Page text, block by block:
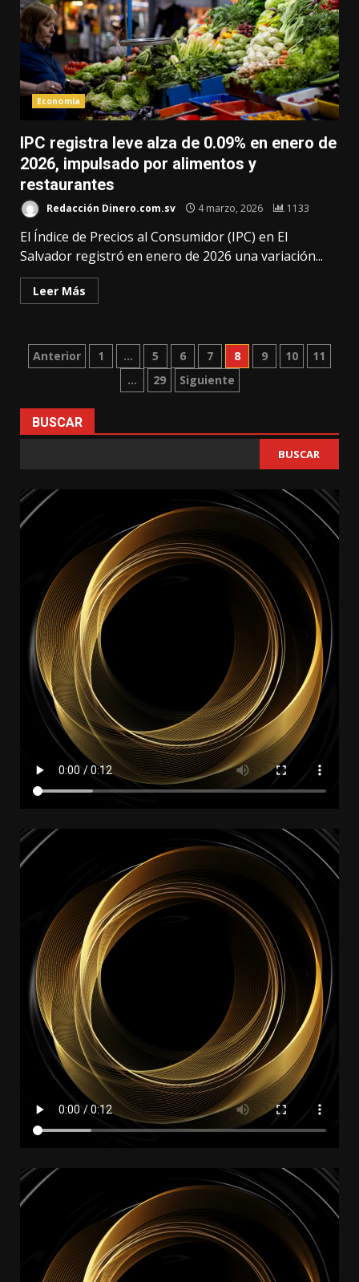
Economía
IPC registra leve alza de 0.09% en enero de
2026, impulsado por alimentos y
restaurantes
Redacción Dinero.com.sv 4 marzo, 2026 1133
El Índice de Precios al Consumidor (IPC) en El
Salvador registró en enero de 2026 una variación...
Leer Más
Paginación
entradas
Anterior 1 … 5 6 7 8 9 10
11
…
29 Siguiente
BUSCAR
BUSCAR